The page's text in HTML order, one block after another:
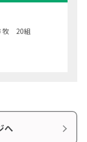
牧 20組
へ